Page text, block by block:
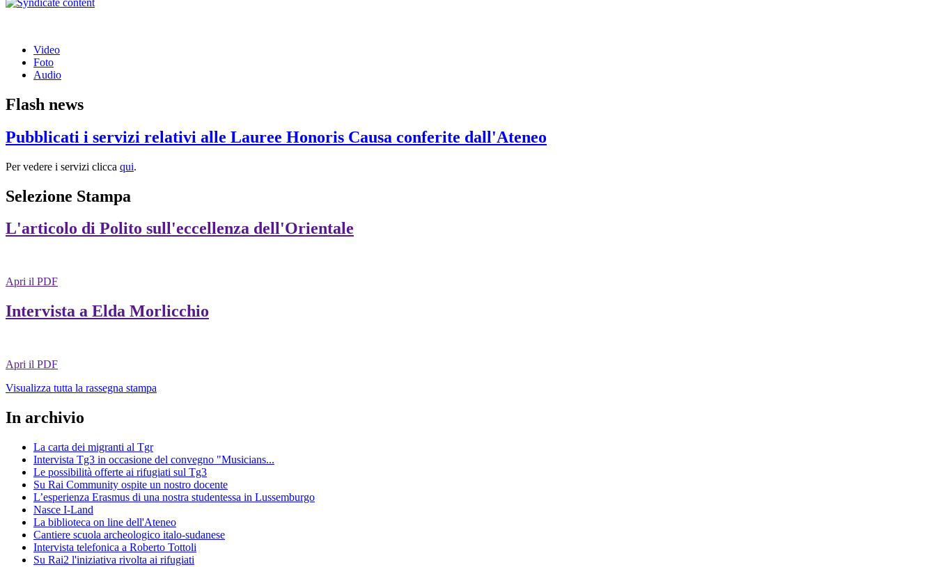
Video
Foto
Audio
Flash news
Pubblicati i servizi relativi alle Lauree Honoris Causa conferite dall'Ateneo
Per vedere i servizi clicca qui.
Selezione Stampa
L'articolo di Polito sull'eccellenza dell'Orientale
Apri il PDF
Intervista a Elda Morlicchio
Apri il PDF
Visualizza tutta la rassegna stampa
In archivio
La carta dei migranti al Tgr
Intervista Tg3 in occasione del convegno "Musicians...
Le possibilità offerte ai rifugiati sul Tg3
Su Rai Community ospite un nostro docente
L’esperienza Erasmus di una nostra studentessa in Lussemburgo
Nasce I-Land
La biblioteca on line dell'Ateneo
Cantiere scuola archeologico italo-sudanese
Intervista telefonica a Roberto Tottoli
Su Rai2 l'iniziativa rivolta ai rifugiati